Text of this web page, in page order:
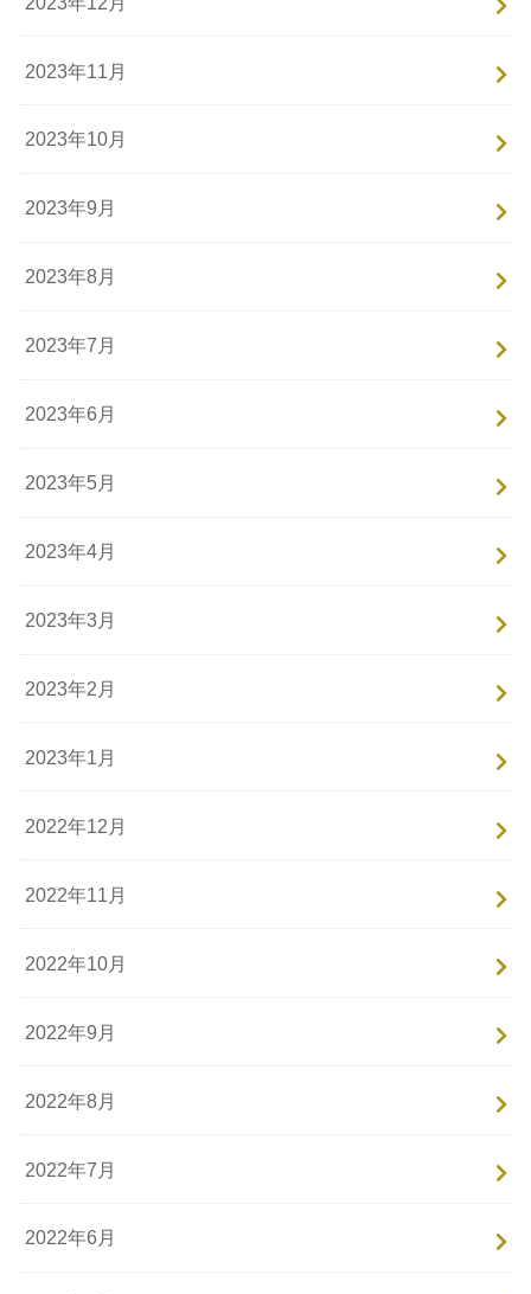
2023年11月
2023年10月
2023年9月
2023年8月
2023年7月
2023年6月
2023年5月
2023年4月
2023年3月
2023年2月
2023年1月
2022年12月
2022年11月
2022年10月
2022年9月
2022年8月
2022年7月
2022年6月